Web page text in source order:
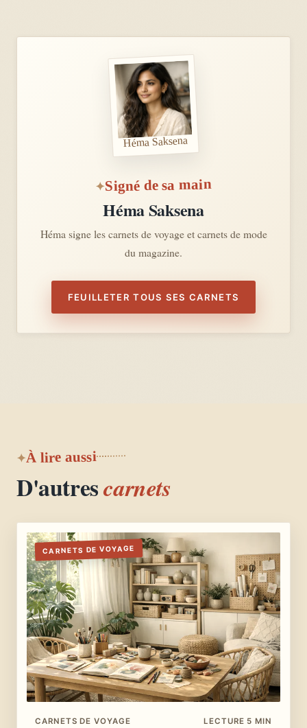
Héma Saksena
Signé de sa main
Héma Saksena
Héma signe les carnets de voyage et carnets de mode
du magazine.
FEUILLETER TOUS SES CARNETS
À lire aussi
D'autrescarnets
CARNETS DE VOYAGE
CARNETS DE VOYAGE LECTURE 5 MIN